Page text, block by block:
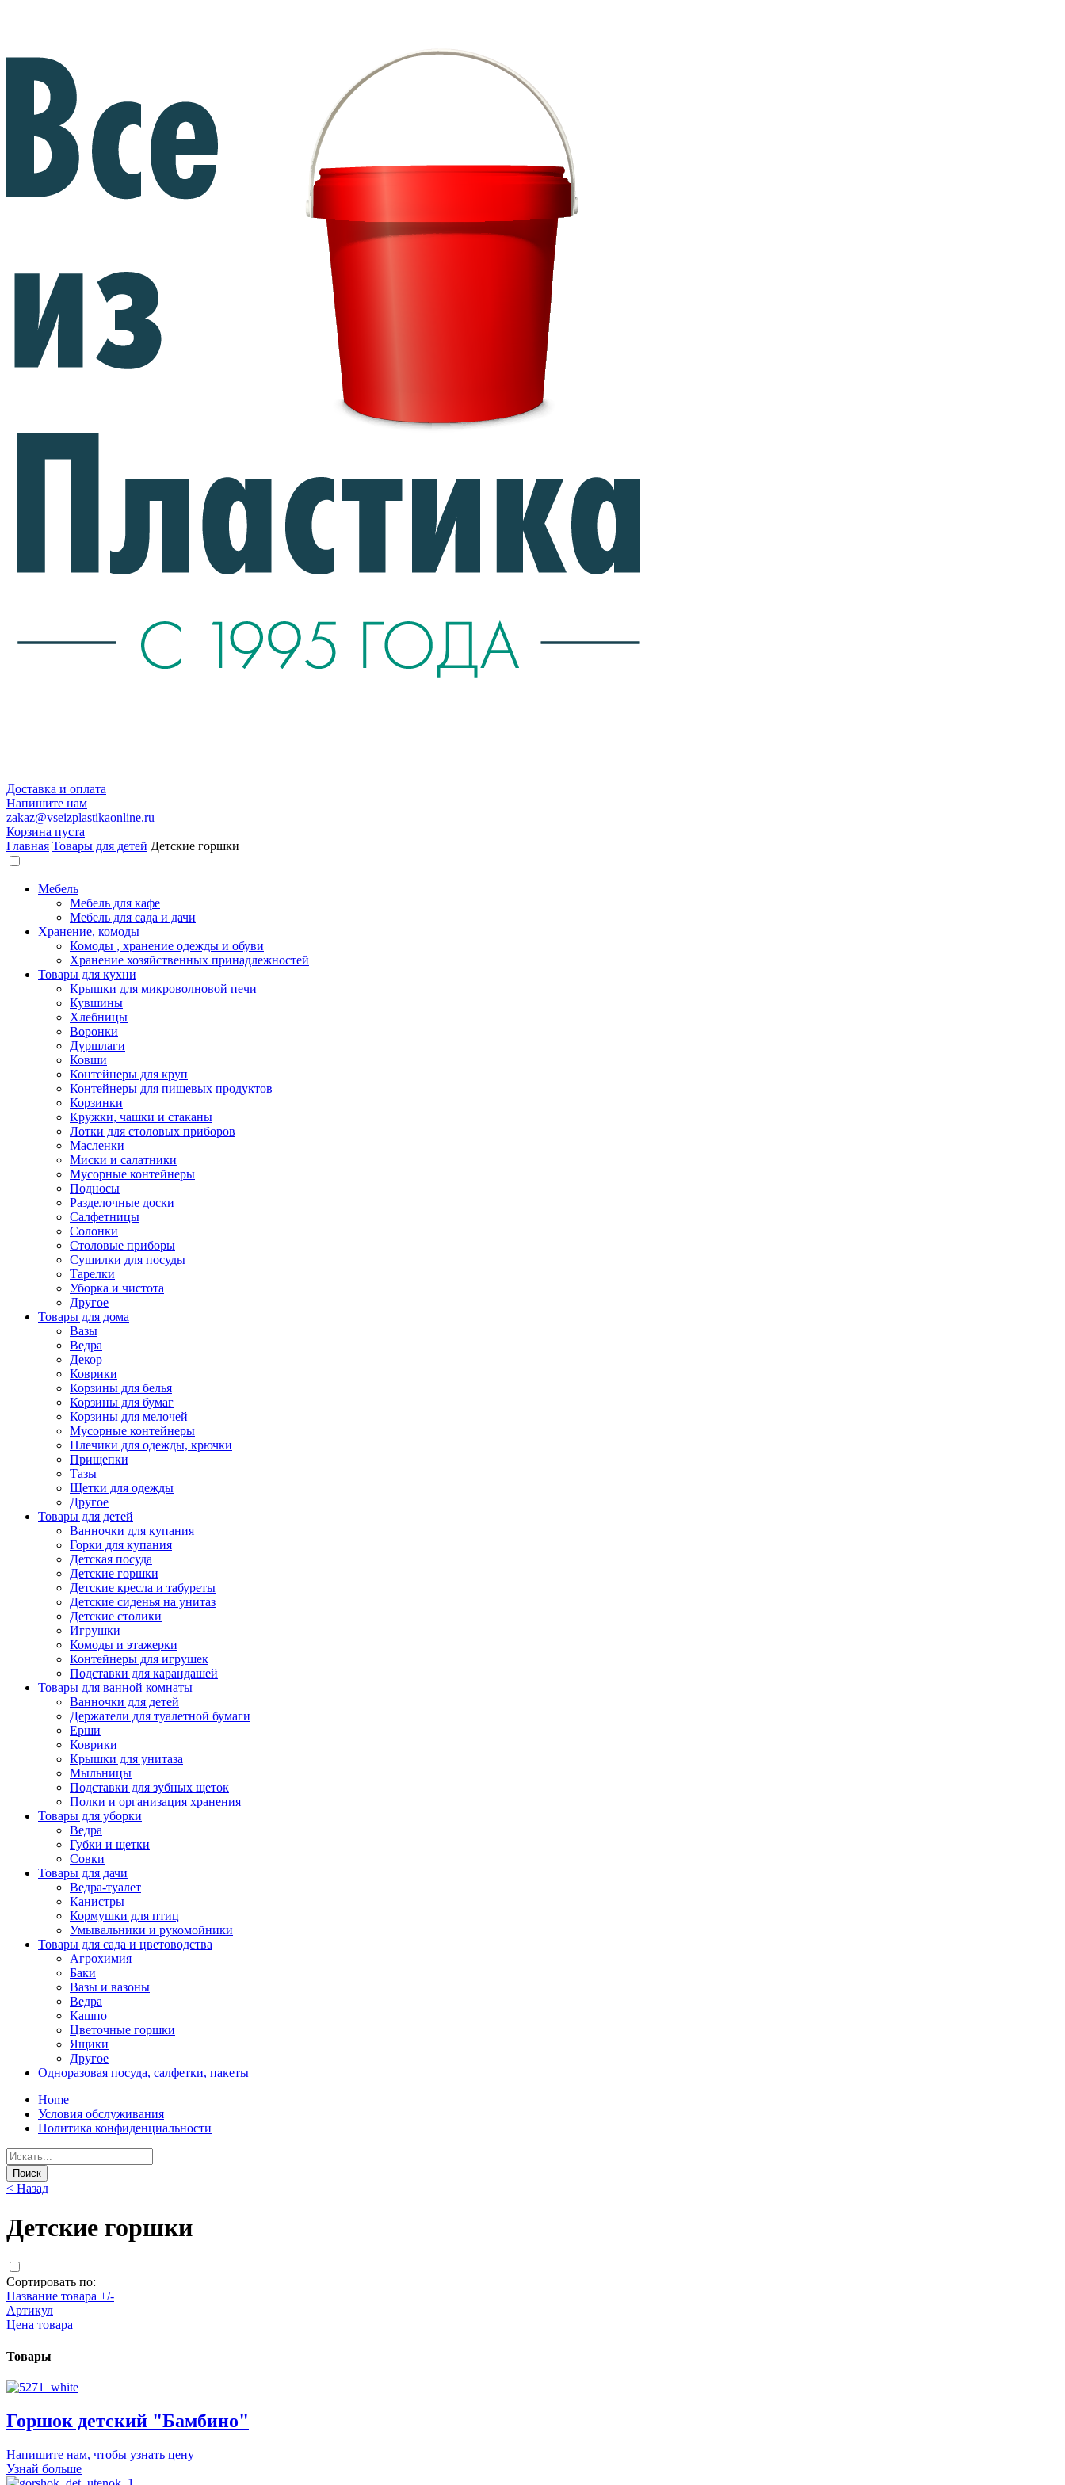
Доставка и оплата
Напишите нам
zakaz@vseizplastikaonline.ru
Корзина пуста
Главная Товары для детей Детские горшки
Мебель
Мебель для кафе
Мебель для сада и дачи
Хранение, комоды
Комоды , хранение одежды и обуви
Хранение хозяйственных принадлежностей
Товары для кухни
Крышки для микроволновой печи
Кувшины
Хлебницы
Воронки
Дуршлаги
Ковши
Контейнеры для круп
Контейнеры для пищевых продуктов
Корзинки
Кружки, чашки и стаканы
Лотки для столовых приборов
Масленки
Миски и салатники
Мусорные контейнеры
Подносы
Разделочные доски
Салфетницы
Солонки
Столовые приборы
Сушилки для посуды
Тарелки
Уборка и чистота
Другое
Товары для дома
Вазы
Ведра
Декор
Коврики
Корзины для белья
Корзины для бумаг
Корзины для мелочей
Мусорные контейнеры
Плечики для одежды, крючки
Прищепки
Тазы
Щетки для одежды
Другое
Товары для детей
Ванночки для купания
Горки для купания
Детская посуда
Детские горшки
Детские кресла и табуреты
Детские сиденья на унитаз
Детские столики
Игрушки
Комоды и этажерки
Контейнеры для игрушек
Подставки для карандашей
Товары для ванной комнаты
Ванночки для детей
Держатели для туалетной бумаги
Ерши
Коврики
Крышки для унитаза
Мыльницы
Подставки для зубных щеток
Полки и организация хранения
Товары для уборки
Ведра
Губки и щетки
Совки
Товары для дачи
Ведра-туалет
Канистры
Кормушки для птиц
Умывальники и рукомойники
Товары для сада и цветоводства
Агрохимия
Баки
Вазы и вазоны
Ведра
Кашпо
Цветочные горшки
Ящики
Другое
Одноразовая посуда, салфетки, пакеты
Home
Условия обслуживания
Политика конфиденциальности
< Назад
Детские горшки
Сортировать по:
Название товара +/-
Артикул
Цена товара
Товары
Горшок детский "Бамбино"
Напишите нам, чтобы узнать цену
Узнай больше